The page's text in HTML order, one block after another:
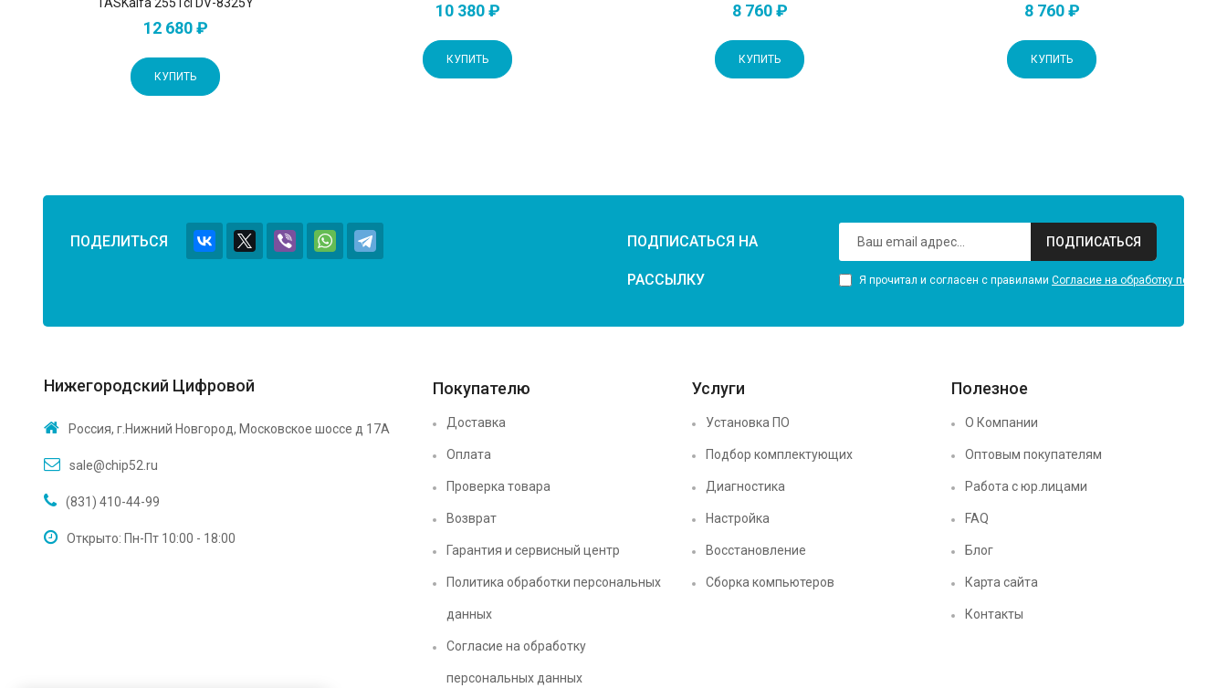
12 680 ₽
КУПИТЬ
10 380 ₽
КУПИТЬ
8 760 ₽
КУПИТЬ
8 760 ₽
КУПИТЬ
ПОДЕЛИТЬСЯ ПОДПИСАТЬСЯ НА
РАССЫЛКУ
ПОДПИСАТЬСЯ
Я прочитал и согласен с правилами Согласие на обработку
Нижегородский Цифровой
Россия, г.Нижний Новгород, Московское шоссе д 17А
sale@chip52.ru
(831) 410-44-99
Открыто: Пн-Пт 10:00 - 18:00
Покупателю
Доставка
Оплата
Проверка товара
Возврат
Гарантия и сервисный центр
Политика обработки персональных
данных
Согласие на обработку
персональных данных
Услуги
Установка ПО
Подбор комплектующих
Диагностика
Настройка
Восстановление
Сборка компьютеров
Полезное
О Компании
Оптовым покупателям
Работа с юр.лицами
FAQ
Блог
Карта сайта
Контакты